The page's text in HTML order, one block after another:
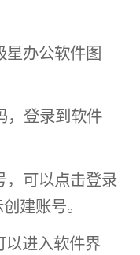
星办公软件图
，登录到软件
，可以点击登录
建账号。
以进入软件界